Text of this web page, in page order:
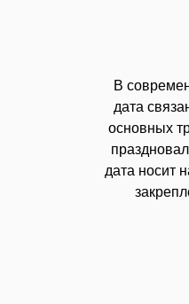
В
дата
основных
дата носит